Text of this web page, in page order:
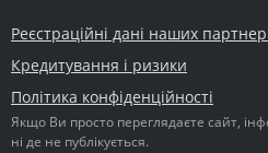
Реєстраційні дані наших
Кредитування і ризики
Політика конфіденційності
Якщо Ви просто переглядаєте сайт,
ні де не публікується.